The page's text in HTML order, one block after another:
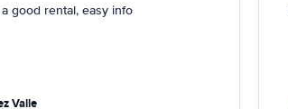
good rental, easy info
Valle